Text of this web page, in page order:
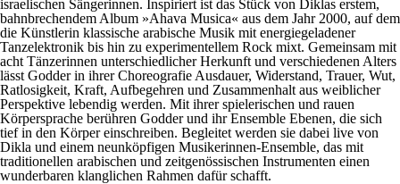
israelischen Sängerinnen. Inspiriert ist das Stück von Diklas erstem,
bahnbrechendem Album »Ahava Musica« aus dem Jahr 2000, auf dem
die Künstlerin klassische arabische Musik mit energiegeladener
Tanzelektronik bis hin zu experimentellem Rock mixt. Gemeinsam mit
acht Tänzerinnen unterschiedlicher Herkunft und verschiedenen Alters
lässt Godder in ihrer Choreografie Ausdauer, Widerstand, Trauer, Wut,
Ratlosigkeit, Kraft, Aufbegehren und Zusammenhalt aus weiblicher
Perspektive lebendig werden. Mit ihrer spielerischen und rauen
Körpersprache berühren Godder und ihr Ensemble Ebenen, die sich
tief in den Körper einschreiben. Begleitet werden sie dabei live von
Dikla und einem neunköpfigen Musikerinnen-Ensemble, das mit
traditionellen arabischen und zeitgenössischen Instrumenten einen
wunderbaren klanglichen Rahmen dafür schafft.